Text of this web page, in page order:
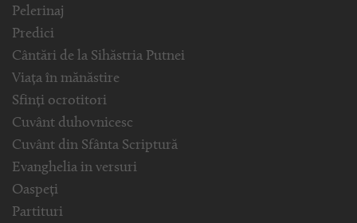
Pelerinaj
Predici
Cântări de la Sihăstria Putnei
Viața în mănăstire
Sfinți ocrotitori
Cuvânt duhovnicesc
Cuvânt din Sfânta Scriptură
Evanghelia in versuri
Oaspeți
Partituri